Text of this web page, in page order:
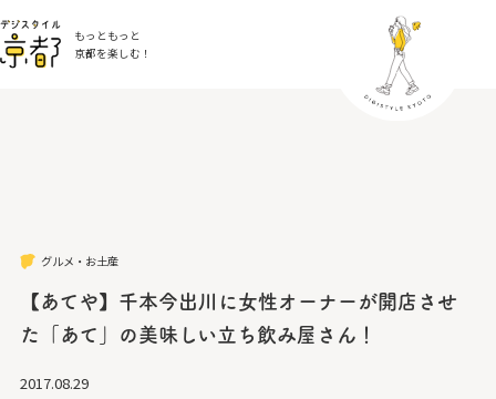
もっともっと
京都を楽しむ！
グルメ・お土産
【あてや】千本今出川に女性オーナーが開店させ
た「あて」の美味しい立ち飲み屋さん！
2017.08.29